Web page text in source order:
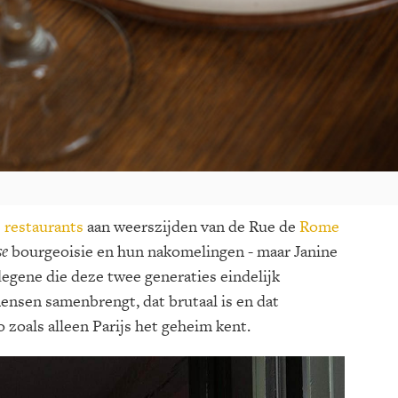
restaurants aan weerszijden van de Rue de Rome
bourgeoisie en hun nakomelingen - maar Janine
die deze twee generaties eindelijk
samenbrengt, dat brutaal is en dat
alleen Parijs het geheim kent.